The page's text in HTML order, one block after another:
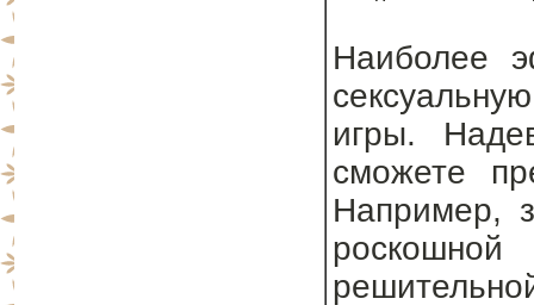
Наиболее
игры.
сможете
Например,